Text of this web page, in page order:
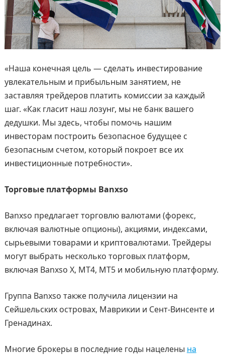
«Наша конечная цель — сделать инвестирование
увлекательным и прибыльным занятием, не
заставляя трейдеров платить комиссии за каждый
шаг. «Как гласит наш лозунг, мы не банк вашего
дедушки. Мы здесь, чтобы помочь нашим
инвесторам построить безопасное будущее с
безопасным счетом, который покроет все их
инвестиционные потребности».
Торговые платформы Banxso
Banxso предлагает торговлю валютами (форекс,
включая валютные опционы), акциями, индексами,
сырьевыми товарами и криптовалютами. Трейдеры
могут выбрать несколько торговых платформ,
включая Banxso X, MT4, MT5 и мобильную платформу.
Группа Banxso также получила лицензии на
Сейшельских островах, Маврикии и Сент-Винсенте и
Гренадинах.
Многие брокеры в последние годы нацелены на